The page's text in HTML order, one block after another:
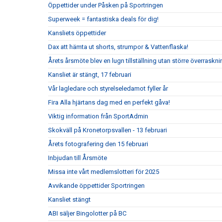
Öppettider under Påsken på Sportringen
Superweek = fantastiska deals för dig!
Kansliets öppettider
Dax att hämta ut shorts, strumpor & Vattenflaska!
Årets årsmöte blev en lugn tillställning utan större
Kansliet är stängt, 17 februari
Vår lagledare och styrelseledamot fyller år
Fira Alla hjärtans dag med en perfekt gåva!
Viktig information från SportAdmin
Skokväll på Kronetorpsvallen - 13 februari
Årets fotografering den 15 februari
Inbjudan till Årsmöte
Missa inte vårt medlemslotteri för 2025
Avvikande öppettider Sportringen
Kansliet stängt
ABI säljer Bingolotter på BC